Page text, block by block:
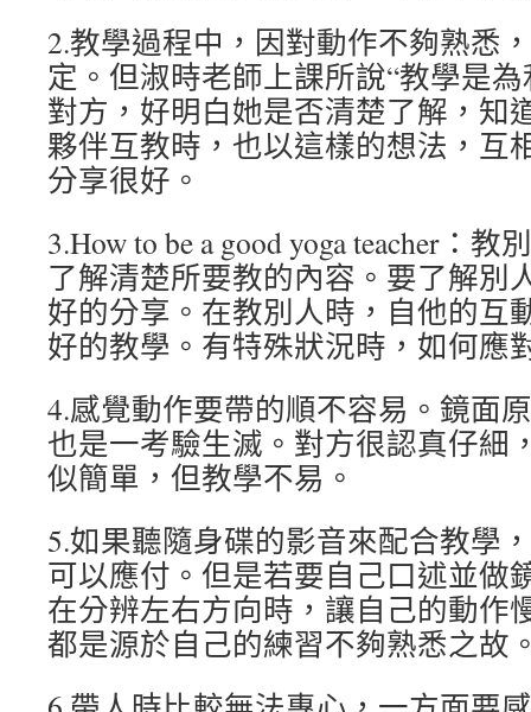
2.教學過程中，因對動作不夠熟悉
定。但淑時老師上課所說“教學是
對方，好明白她是否清楚了解，知
夥伴互教時，也以這樣的想法，互
分享很好。
3.How to be a good yoga teacher：
了解清楚所要教的內容。要了解別
好的分享。在教別人時，自他的互
好的教學。有特殊狀況時，如何應
4.感覺動作要帶的順不容易。鏡面
也是一考驗生滅。對方很認真仔細
似簡單，但教學不易。
5.如果聽隨身碟的影音來配合教學
可以應付。但是若要自己口述並做
在分辨左右方向時，讓自己的動作
都是源於自己的練習不夠熟悉之故